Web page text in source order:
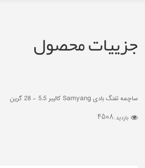
جزییات محصول
ساچمه تفنگ بادی Samyang کالیبر 5.5 - 28 گرین
بازدید :4508